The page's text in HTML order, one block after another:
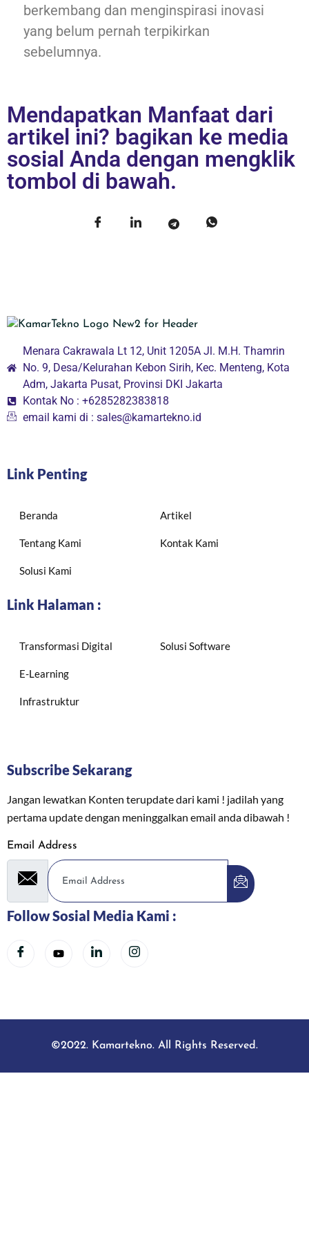
berkembang dan menginspirasi inovasi
yang belum pernah terpikirkan
sebelumnya.
Mendapatkan Manfaat dari
artikel ini? bagikan ke media
sosial Anda dengan mengklik
tombol di bawah.
Menara Cakrawala Lt 12, Unit 1205A Jl. M.H. Thamrin
No. 9, Desa/Kelurahan Kebon Sirih, Kec. Menteng, Kota
Adm, Jakarta Pusat, Provinsi DKI Jakarta
Kontak No : +6285282383818
email kami di : sales@kamartekno.id
Link Penting
Beranda
Tentang Kami
Solusi Kami
Artikel
Kontak Kami
Link Halaman :
Transformasi Digital
E-Learning
Infrastruktur
Solusi Software
Subscribe Sekarang
Jangan lewatkan Konten terupdate dari kami ! jadilah yang
pertama update dengan meninggalkan email anda dibawah !
Email Address
Follow Sosial Media Kami :
©2022. Kamartekno. All Rights Reserved.